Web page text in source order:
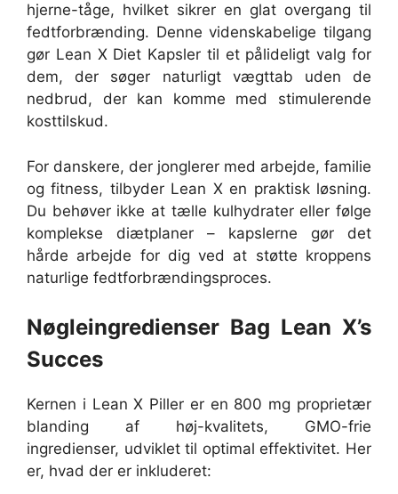
hjerne-tåge, hvilket sikrer en glat overgang til
fedtforbrænding. Denne videnskabelige tilgang
gør Lean X Diet Kapsler til et pålideligt valg for
dem, der søger naturligt vægttab uden de
nedbrud, der kan komme med stimulerende
kosttilskud.
For danskere, der jonglerer med arbejde, familie
og fitness, tilbyder Lean X en praktisk løsning.
Du behøver ikke at tælle kulhydrater eller følge
komplekse diætplaner – kapslerne gør det
hårde arbejde for dig ved at støtte kroppens
naturlige fedtforbrændingsproces.
Nøgleingredienser Bag Lean X’s
Succes
Kernen i Lean X Piller er en 800 mg proprietær
blanding af høj-kvalitets, GMO-frie
ingredienser, udviklet til optimal effektivitet. Her
er, hvad der er inkluderet: